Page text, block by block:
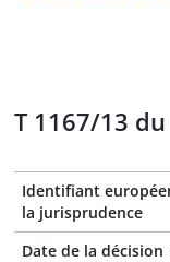
T 1167/13
Identifiant
la jurisprudence
Date de la décision